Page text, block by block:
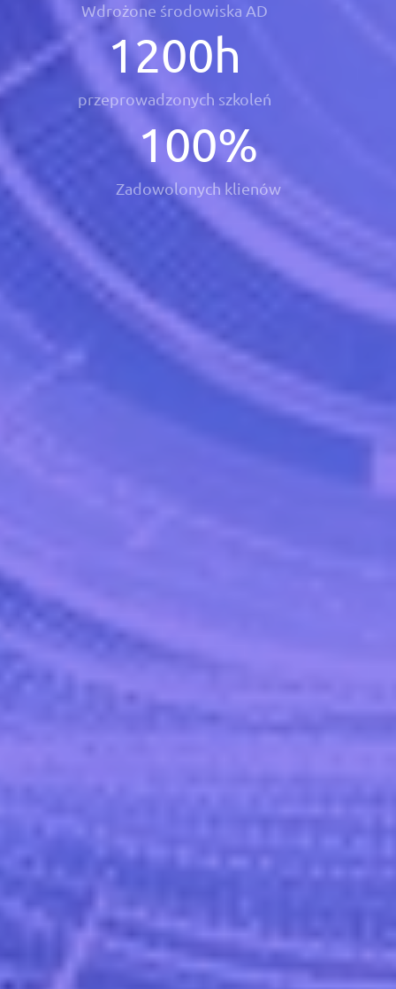
Wdrożone środowiska AD
1200h
przeprowadzonych szkoleń
100%
Zadowolonych klienów